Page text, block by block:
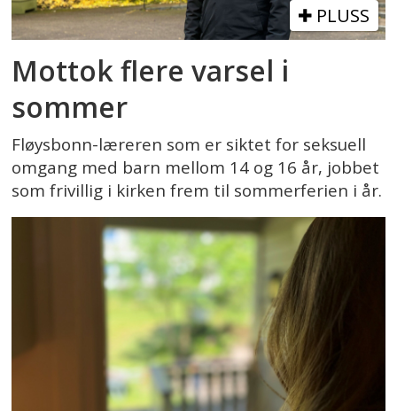
PLUSS
Mottok flere varsel i
sommer
Fløysbonn-læreren som er siktet for seksuell
omgang med barn mellom 14 og 16 år, jobbet
som frivillig i kirken frem til sommerferien i år.